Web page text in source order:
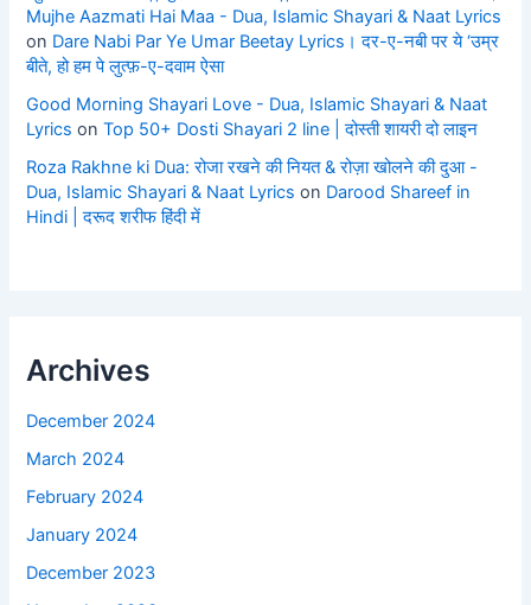
Mujhe Aazmati Hai Maa - Dua, Islamic Shayari & Naat Lyrics
on Dare Nabi Par Ye Umar Beetay Lyrics। दर-ए-नबी पर ये ‘उम्र
बीते, हो हम पे लुत्फ़-ए-दवाम ऐसा
Good Morning Shayari Love - Dua, Islamic Shayari & Naat
Lyrics onTop 50+ Dosti Shayari 2 line | दोस्ती शायरी दो लाइन
Roza Rakhne ki Dua: रोजा रखने की नियत & रोज़ा खोलने की दुआ -
Dua, Islamic Shayari & Naat Lyrics on Darood Shareef in
Hindi | दरूद शरीफ हिंदी में
Archives
December 2024
March 2024
February 2024
January 2024
December 2023